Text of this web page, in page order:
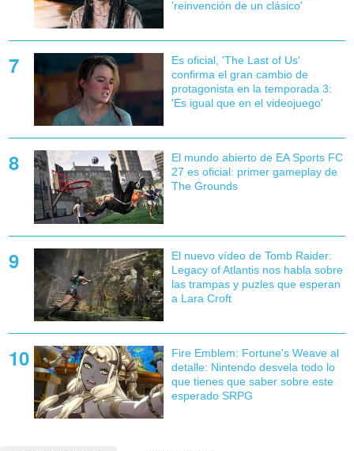
'reinvención de un clásico'
Es oficial, 'The Last of Us'
confirma el gran cambio de
protagonista en la temporada 3:
'Es igual que en el videojuego'
El mundo abierto de EA Sports FC
27 es oficial: primer gameplay de
The Grounds
El nuevo vídeo de Tomb Raider:
Legacy of Atlantis nos habla sobre
las trampas y puzles que esperan
a Lara Croft
Fire Emblem: Fortune's Weave al
detalle: Nintendo desvela todo lo
que tienes que saber sobre este
esperado SRPG